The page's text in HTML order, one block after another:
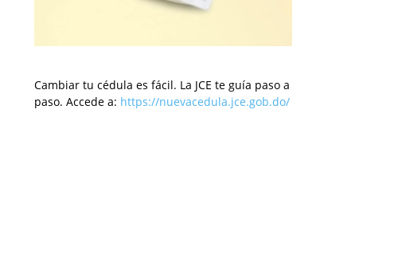
Cambiar tu cédula es fácil. La JCE te guía paso a
paso. Accede a: https://nuevacedula.jce.gob.do/